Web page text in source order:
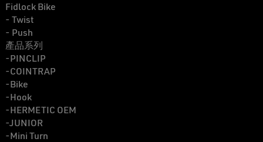
Fidlock Bike
- Twist
- Push
產品系列
-PINCLIP
-COINTRAP
-Bike
-Hook
-HERMETIC OEM
-JUNIOR
-Mini Turn